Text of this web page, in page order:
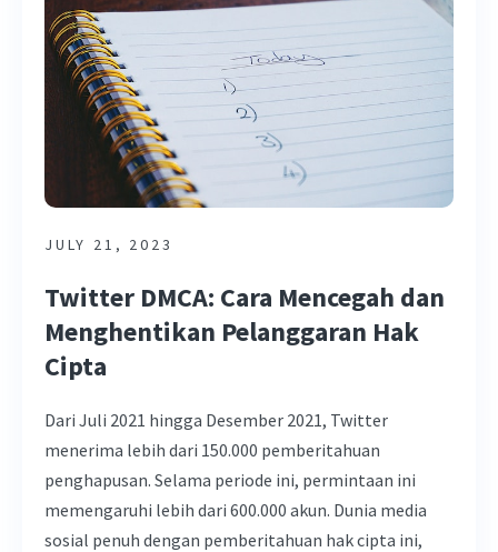
JULY 21, 2023
Twitter DMCA: Cara Mencegah dan
Menghentikan Pelanggaran Hak
Cipta
Dari Juli 2021 hingga Desember 2021, Twitter
menerima lebih dari 150.000 pemberitahuan
penghapusan. Selama periode ini, permintaan ini
memengaruhi lebih dari 600.000 akun. Dunia media
sosial penuh dengan pemberitahuan hak cipta ini,